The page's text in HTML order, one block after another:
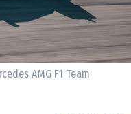
AMG F1 Team